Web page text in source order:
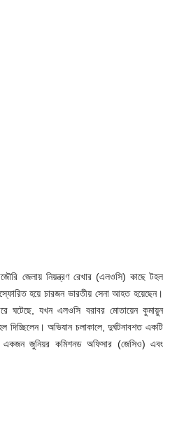
জেলায় নিয়ন্ত্রণ রেখার (এলওসি) কাছে টহল
হয়ে চারজন ভারতীয় সেনা আহত হয়েছেন।
ঘটেছে, যখন এলওসি বরাবর মোতায়েন কুমায়ুন
দিচ্ছিলেন। অভিযান চলাকালে, দুর্ঘটনাবশত একটি
একজন জুনিয়র কমিশনড অফিসার (জেসিও) এবং